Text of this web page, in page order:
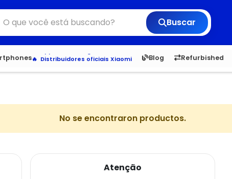
Buscar
Distribuidores oficiais Xiaomi
Blog Refurbished
6,050 5.20 1,900
No se encontraron productos.
Atenção